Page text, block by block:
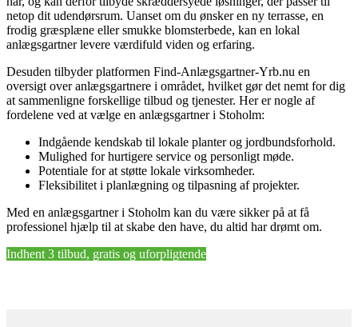
netop dit udendørsrum. Uanset om du ønsker en ny terrasse, en
frodig græsplæne eller smukke blomsterbede, kan en lokal
anlægsgartner levere værdifuld viden og erfaring.
Desuden tilbyder platformen Find-Anlægsgartner-Yrb.nu en
oversigt over anlægsgartnere i området, hvilket gør det nemt for dig
at sammenligne forskellige tilbud og tjenester. Her er nogle af
fordelene ved at vælge en anlægsgartner i Stoholm:
Indgående kendskab til lokale planter og jordbundsforhold.
Mulighed for hurtigere service og personligt møde.
Potentiale for at støtte lokale virksomheder.
Fleksibilitet i planlægning og tilpasning af projekter.
Med en anlægsgartner i Stoholm kan du være sikker på at få
professionel hjælp til at skabe den have, du altid har drømt om.
Indhent 3 tilbud, gratis og uforpligtende